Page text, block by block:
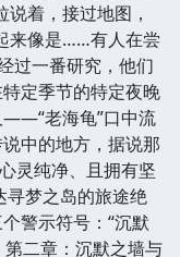
着，接过地图，
来像是……有人在尝
过一番研究，他们
定季节的特定夜晚
——“老海龟”口中流
中的地方，据说那
灵纯净、且拥有坚
寻梦之岛的旅途绝
警示符号：“沉默
第二章：沉默之墙与